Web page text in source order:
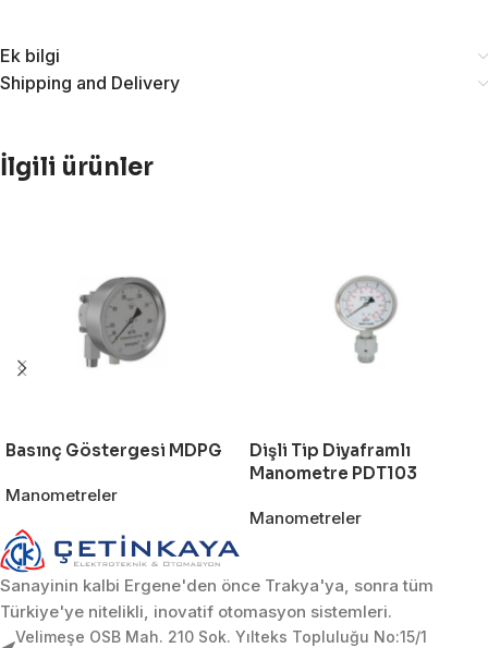
Ek bilgi
Shipping and Delivery
İlgili ürünler
Basınç Göstergesi MDPG
Manometreler
Dişli Tip Diyaframlı
Manometre PDT103
Manometreler
Sanayinin kalbi Ergene'den önce Trakya'ya, sonra tüm
Türkiye'ye nitelikli, inovatif otomasyon sistemleri.
Velimeşe OSB Mah. 210 Sok. Yılteks Topluluğu No:15/1